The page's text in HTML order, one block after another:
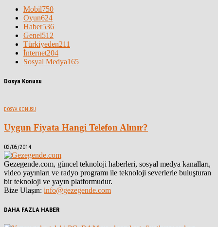
Mobil750
Oyun624
Haber536
Genel512
Türkiyeden211
İnternet204
Sosyal Medya165
Dosya Konusu
DOSYA KONUSU
Uygun Fiyata Hangi Telefon Alınır?
03/05/2014
Gezegende.com, güncel teknoloji haberleri, sosyal medya kanalları,
video yayınları ve radyo programı ile teknoloji severlerle buluşturan
bir teknoloji ve yayın platformudur.
Bize Ulaşın: info@gezegende.com
DAHA FAZLA HABER